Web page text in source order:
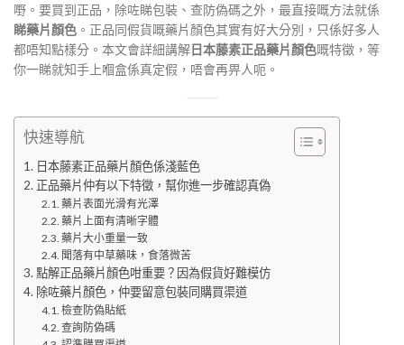
嘢。要買到正品，除咗睇包裝、查防偽碼之外，最直接嘅方法就係
睇藥片顏色 。正品同假貨嘅藥片顏色其實有好大分別，只係好多人
都唔知點樣分。本文會詳細講解日本藤素正品藥片顏色嘅特徵，等
你一睇就知手上嗰盒係真定假，唔會再畀人呃。
快速導航
日本藤素正品藥片顏色係淺藍色
正品藥片仲有以下特徵，幫你進一步確認真偽
藥片表面光滑有光澤
藥片上面有清晰字體
藥片大小重量一致
聞落有中草藥味，食落微苦
點解正品藥片顏色咁重要？因為假貨好難模仿
除咗藥片顏色，仲要留意包裝同購買渠道
檢查防偽貼紙
查詢防偽碼